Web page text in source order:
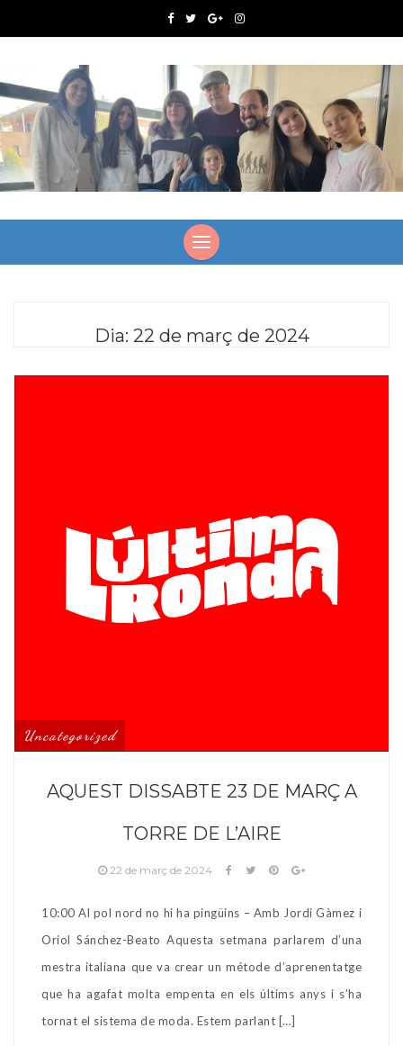
Dia: 22 de març de 2024
Uncategorized
AQUEST DISSABTE 23 DE MARÇ A
TORRE DE L’AIRE
22 de març de 2024
10:00 Al pol nord no hi ha pingüins – Amb Jordi Gàmez i
Oriol Sánchez-Beato Aquesta setmana parlarem d’una
mestra italiana que va crear un métode d’aprenentatge
que ha agafat molta empenta en els últims anys i s’ha
tornat el sistema de moda. Estem parlant […]